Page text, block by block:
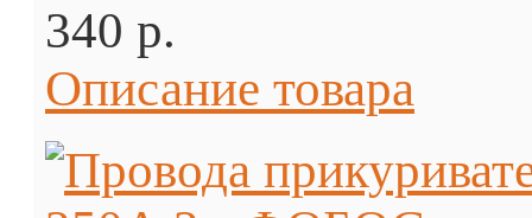
340 p.
Описание товара